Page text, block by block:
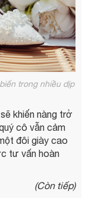
trong nhiều dịp
khiến nàng trở
cô vẫn cảm
đôi giày cao
tư vấn hoàn
(Còn tiếp)